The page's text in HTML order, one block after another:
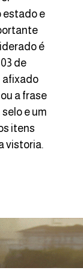
estado e
é
de
afixado
a frase
e um
itens
vistoria.